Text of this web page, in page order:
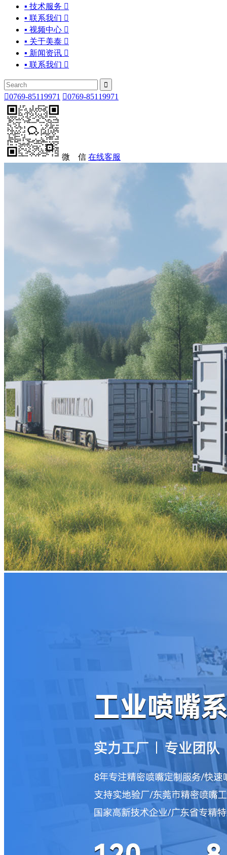
▪ 技术服务 
▪ 联系我们 
▪ 视频中心 
▪ 关于美泰 
▪ 新闻资讯 
▪ 联系我们 

0769-85119971 0769-85119971
微 信 在线客服